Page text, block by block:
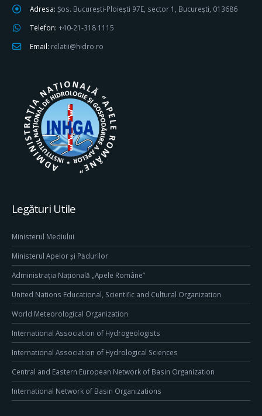
Adresa: Șos. București-Ploiești 97E, sector 1, București, 013686
Telefon: +40-21-318 1115
Email: relatii@hidro.ro
Legături Utile
Ministerul Mediului
Ministerul Apelor și Pădurilor
Administrația Națională „Apele Române”
United Nations Educational, Scientific and Cultural Organization
World Meteorological Organization
International Association of Hydrogeologists
International Association of Hydrological Sciences
Central and Eastern European Network of Basin Organization
International Network of Basin Organizations